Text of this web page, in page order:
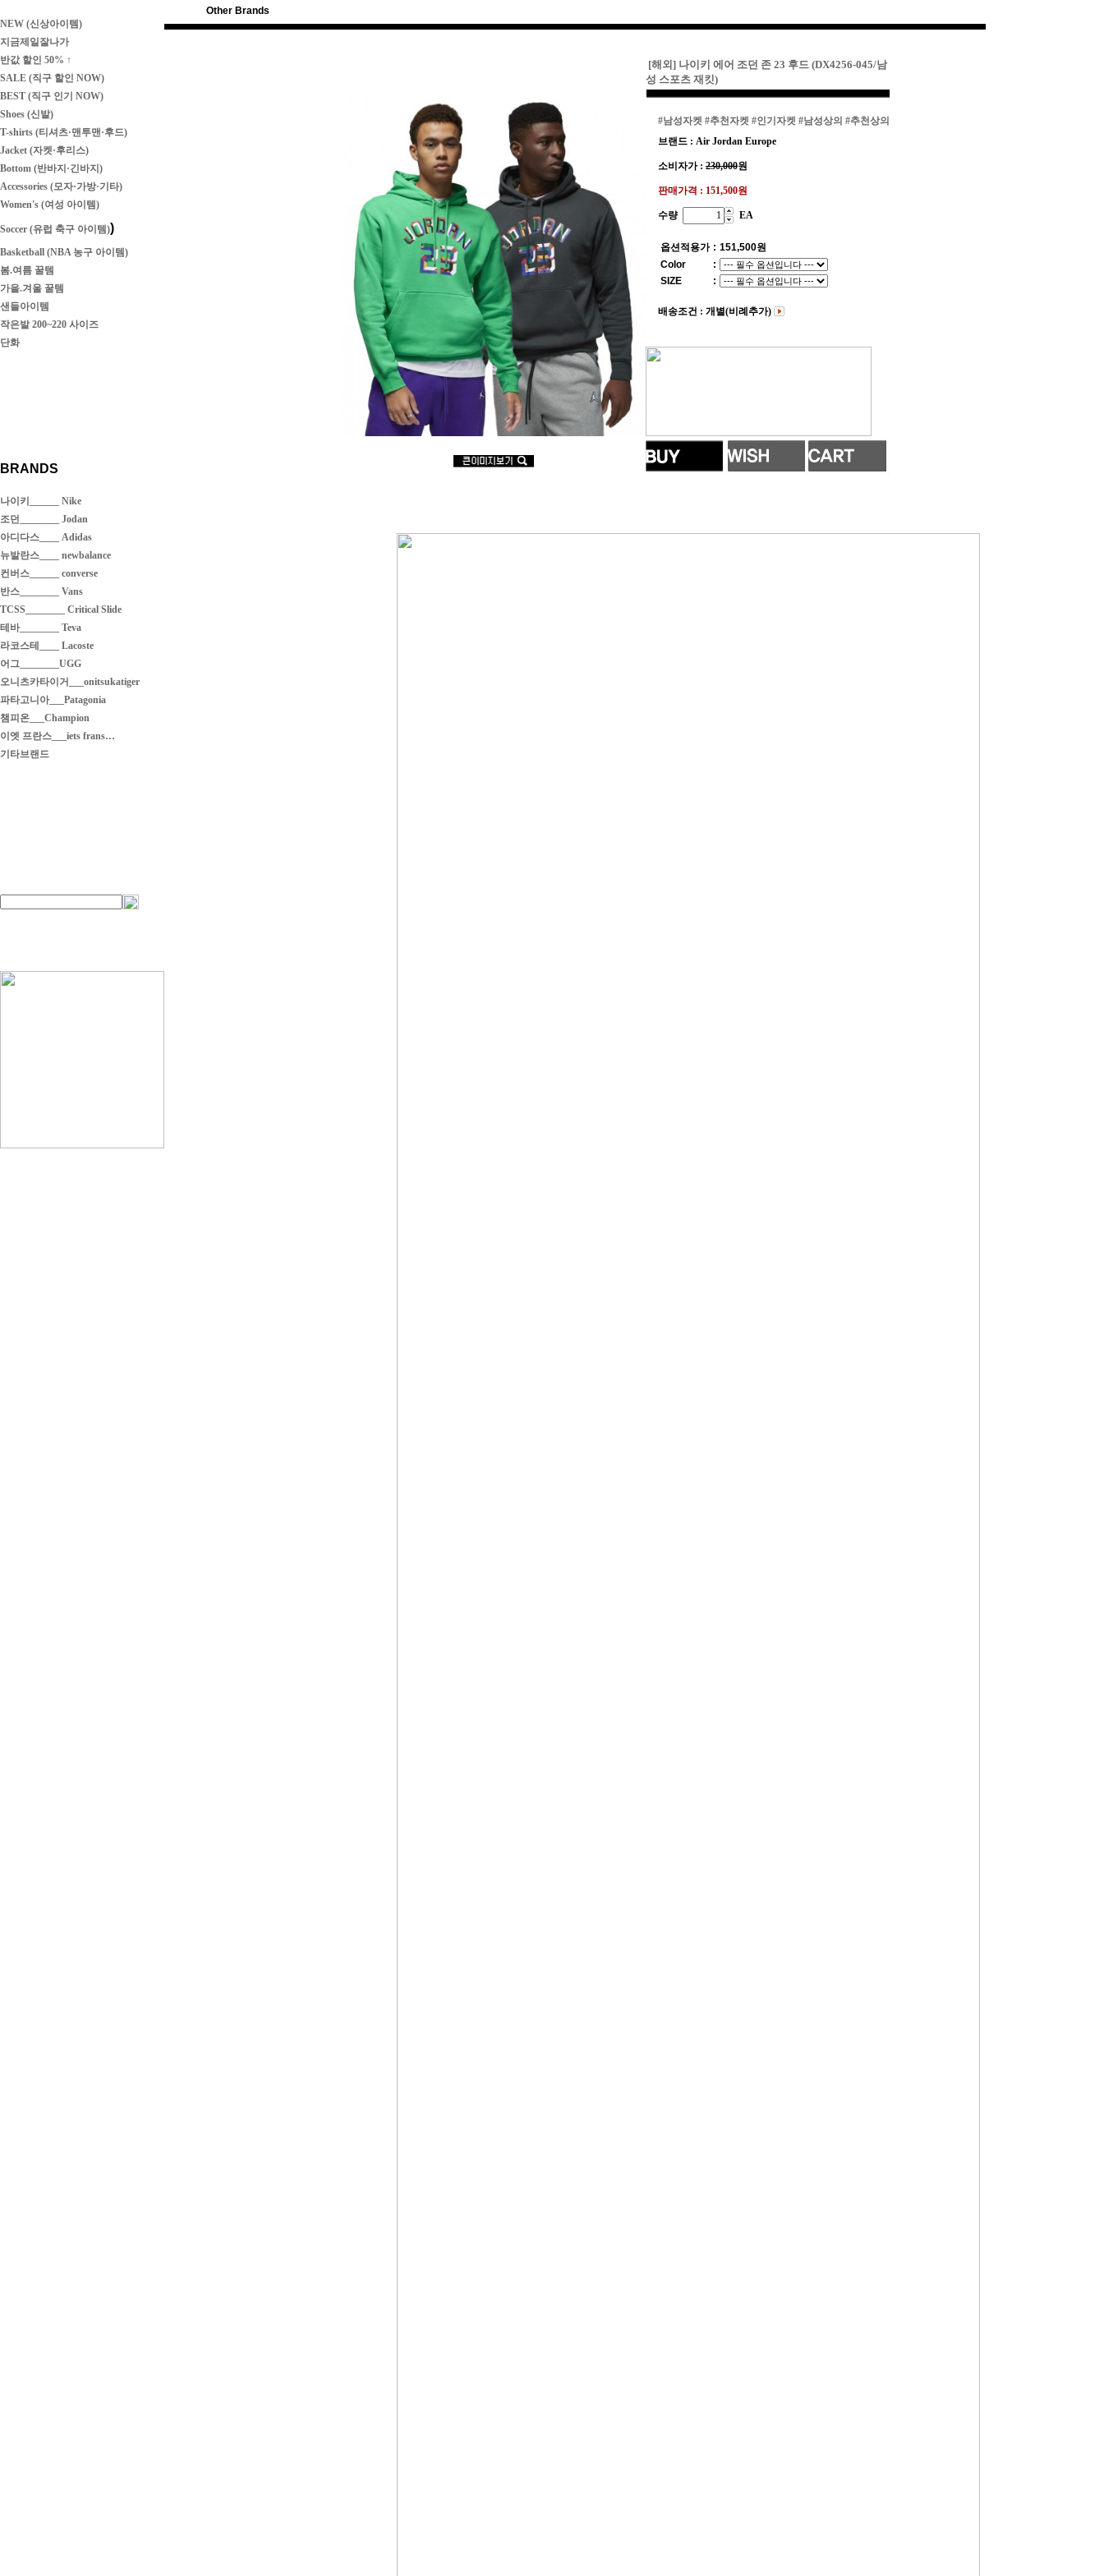
NEW (신상아이템)
지금제일잘나가
반값 할인 50% ↑
SALE (직구 할인 NOW)
BEST (직구 인기 NOW)
Shoes (신발)
T-shirts (티셔츠·맨투맨·후드)
Jacket (자켓·후리스)
Bottom (반바지·긴바지)
Accessories (모자·가방·기타)
Women's (여성 아이템)
Soccer (유럽 축구 아이템))
Basketball (NBA 농구 아이템)
봄.여름 꿀템
가을.겨울 꿀템
샌들아이템
작은발 200~220 사이즈
단화
BRANDS
나이키______ Nike
조던________ Jodan
아디다스____ Adidas
뉴발란스____ newbalance
컨버스______ converse
반스________ Vans
TCSS________ Critical Slide
테바________ Teva
라코스테____ Lacoste
어그________UGG
오니츠카타이거___onitsukatiger
파타고니아___Patagonia
챔피온___Champion
이엣 프란스___iets frans…
기타브랜드
Other Brands
[해외] 나이키 에어 조던 존 23 후드 (DX4256-045/남
성 스포츠 재킷)
#남성자켓 #추천자켓 #인기자켓 #남성상의 #추천상의
브랜드 : Air Jordan Europe
소비자가 : 230,000원
판매가격 : 151,500원
수량 EA
옵션적용가 : 151,500원
Color
:
SIZE
:
배송조건 : 개별(비례추가)